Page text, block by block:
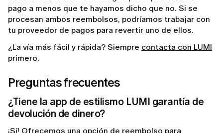
pago a menos que te hayamos dicho que no. Si se
procesan ambos reembolsos, podríamos trabajar con
tu proveedor de pagos para revertir uno de ellos.
¿La vía más fácil y rápida? Siempre contacta con LUMI
primero.
Preguntas frecuentes
¿Tiene la app de estilismo LUMI garantía de
devolución de dinero?
¡Sí! Ofrecemos una opción de reembolso para